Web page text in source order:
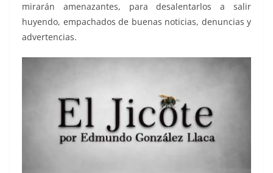
mirarán amenazantes, para desalentarlos a salir
huyendo, empachados de buenas noticias, denuncias y
advertencias.